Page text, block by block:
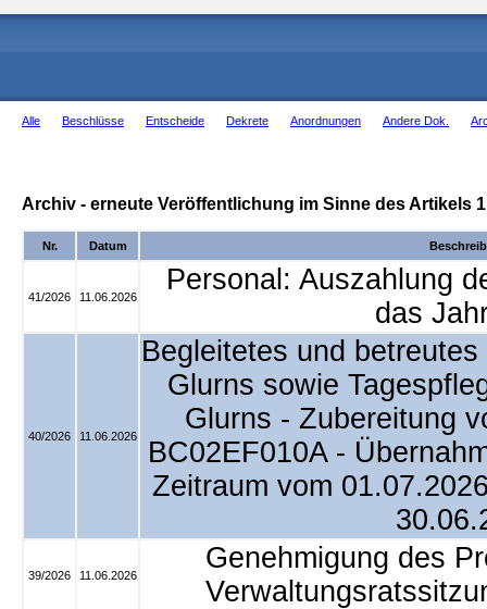
Alle Beschlüsse Entscheide Dekrete Anordnungen Andere Dok.
Archiv - erneute Veröffentlichung im Sinne des Artikels
Nr. Datum
41/2026 11.06.2026
Personal: Auszahlung
das
40/2026 11.06.2026
Begleitetes und
Glurns sowie
Glurns - Zubereitung
BC02EF010A -
Zeitraum vom
39/2026 11.06.2026
Genehmigung des